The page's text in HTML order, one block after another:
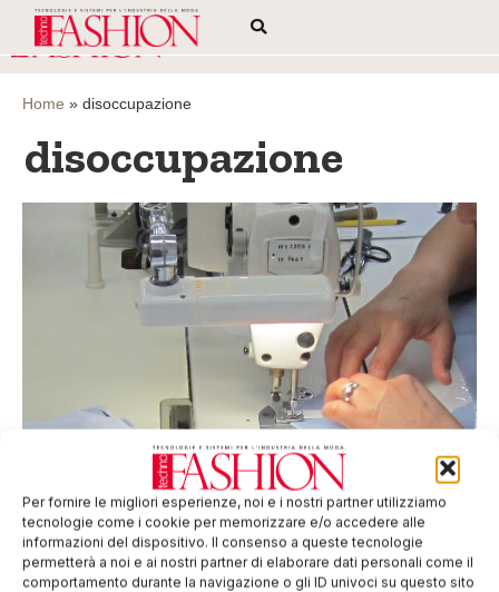
Per fornire le migliori esperienze, noi e i nostri partner utilizziamo
tecnologie come i cookie per memorizzare e/o accedere alle
informazioni del dispositivo. Il consenso a queste tecnologie
permetterà a noi e ai nostri partner di elaborare dati personali come il
comportamento durante la navigazione o gli ID univoci su questo sito
Home » disoccupazione
disoccupazione
Un accordo per la formazione in Giordania
Secondo quanto riportato dalla stampa locale, a causa del
crescente livello di disoccupazione in Giordania, che ha
toccato quota 13.1% nel 2011, il Paese ha intrapreso alcune
misure per la